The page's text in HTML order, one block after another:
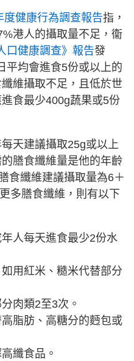
度健康行為調查報告指，
港人的攝取量不足，衞
口健康調查》報告發
平均會進食5份或以上的
維攝取不足，且低於世
食最少400g蔬果或5份
天建議攝取25g或以上
膳食纖維量是他的年齡
食纖維建議攝取量為6＋
多膳食纖維，則有以下
人每天進食最少2份水
用紅米、糙米代替部分
肉類2至3次。
脂肪、高糖分的麪包或
纖食品。